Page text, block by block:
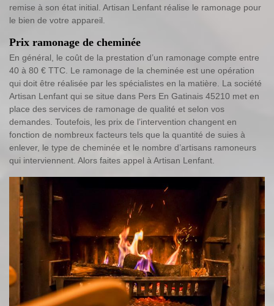
remise à son état initial. Artisan Lenfant réalise le ramonage pour
le bien de votre appareil.
Prix ramonage de cheminée
En général, le coût de la prestation d’un ramonage compte entre
40 à 80 € TTC. Le ramonage de la cheminée est une opération
qui doit être réalisée par les spécialistes en la matière. La société
Artisan Lenfant qui se situe dans Pers En Gatinais 45210 met en
place des services de ramonage de qualité et selon vos
demandes. Toutefois, les prix de l’intervention changent en
fonction de nombreux facteurs tels que la quantité de suies à
enlever, le type de cheminée et le nombre d’artisans ramoneurs
qui interviennent. Alors faites appel à Artisan Lenfant.